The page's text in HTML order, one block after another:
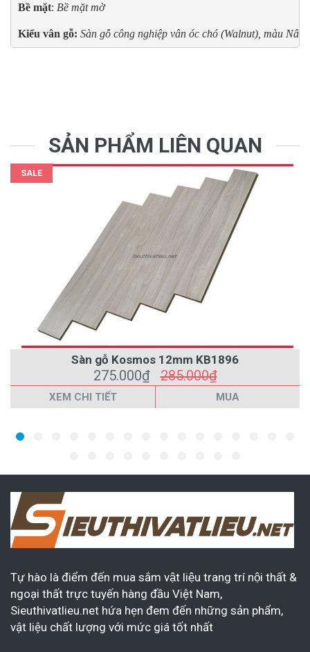
Bề mặt: Bề mặt mờ
Kiểu vân gỗ: Sàn gỗ công nghiệp vân óc chó (Walnut), màu Nâu
SẢN PHẨM LIÊN QUAN
SALE
Sàn gỗ Kosmos 12mm KB1896
275.000₫285.000₫
XEM CHI TIẾT MUA
Tự hào là điểm đến mua sắm vật liệu trang trí nội thất &
ngoại thất trực tuyến hàng đầu Việt Nam,
Sieuthivatlieu.net hứa hẹn đem đến những sản phẩm,
vật liệu chất lượng với mức giá tốt nhất